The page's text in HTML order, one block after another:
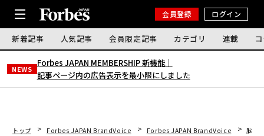
会員登録 ログイン
新着記事 人気記事 会員限定記事 カテゴリ 連載
NEWS
Forbes JAPAN MEMBERSHIP 新機能｜
記事ページ内の広告表示を最小限にしました
トップ Forbes JAPAN BrandVoice Forbes JAPAN BrandVoice 脳科